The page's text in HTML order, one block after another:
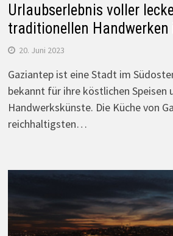
Urlaubserlebnis voller
traditionellen
20. Juni 2023
Gaziantep ist eine Stadt im
bekannt für ihre köstlichen Speisen
Handwerkskünste. Die Küche von
reichhaltigsten…